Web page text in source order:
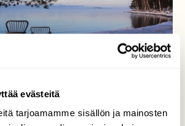
evästeitä
tarjoamamme sisällön ja mainosten